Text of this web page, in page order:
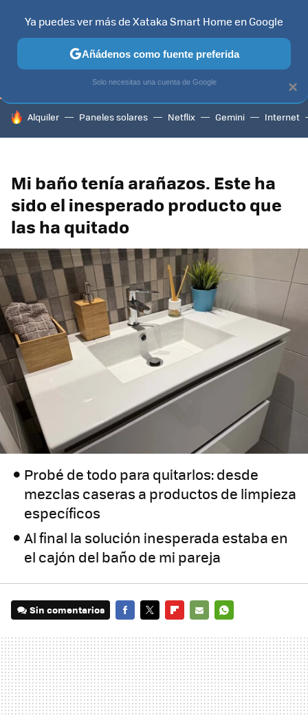
TELEVISORES CONTENIDOS SMART TV SELECCIÓN
HOY SE HABLA DE
Alquiler Paneles solares Netflix Gemini Internet
Mi baño tenía arañazos. Este ha
sido el inesperado producto que
las ha quitado
Probé de todo para quitarlos: desde
mezclas caseras a productos de limpieza
específicos
Al final la solución inesperada estaba en
el cajón del baño de mi pareja
Sin comentarios
MAIL
×
Ya puedes ver más de Xataka Smart Home en Google
Añádenos como fuente preferida
Solo necesitas una cuenta de Google